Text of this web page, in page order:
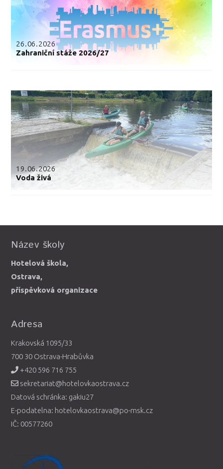
26.06.2026
Zahraniční stáže 2026/27
19.06.2026
Voda živá
Název školy
Hotelová škola,
Ostrava,
příspěvková organizace
Adresa
Krakovská 1095/33
700 30 Ostrava-Hrabůvka
+420 596 716 755
sekretariat@hotelovkaostrava.cz
Datová schránka: gakiu27
E-podatelna: hotelovkaostrava@po-msk.cz
IČ: 00577260